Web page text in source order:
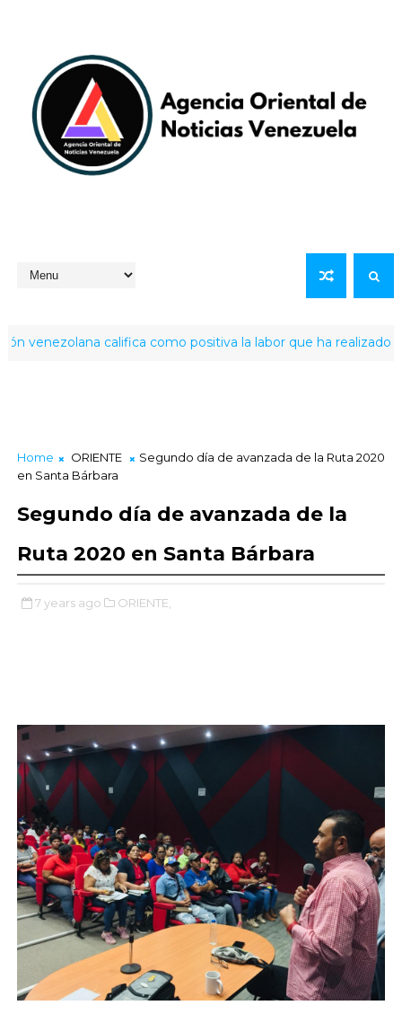
califica como positiva la labor que ha realizado la
Home ORIENTE
Segundo día de avanzada de la Ruta 2020
en Santa Bárbara
Segundo día de avanzada de la
Ruta 2020 en Santa Bárbara
7 years ago ORIENTE,